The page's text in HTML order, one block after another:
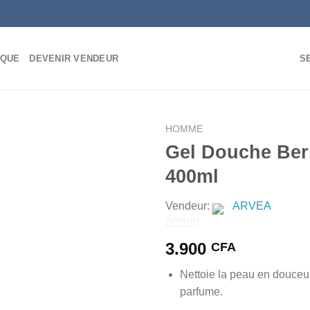
DEVENIR VENDEUR
HOMME
Gel Douche
400ml
Vendeur: ARVEA
sur
5
3.900 CFA
Nettoie la peau en
parfume.